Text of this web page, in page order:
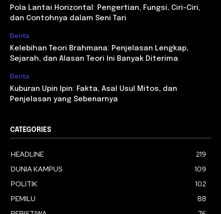
Pola Lantai Horizontal: Pengertian, Fungsi, Ciri-Ciri,
dan Contohnya dalam Seni Tari
Berita
Kelebihan Teori Brahmana: Penjelasan Lengkap,
Sejarah, dan Alasan Teori Ini Banyak Diterima
Berita
Kuburan Upin Ipin: Fakta, Asal Usul Mitos, dan
Penjelasan yang Sebenarnya
CATEGORIES
HEADLINE
219
DUNIA KAMPUS
109
POLITIK
102
PEMILU
88